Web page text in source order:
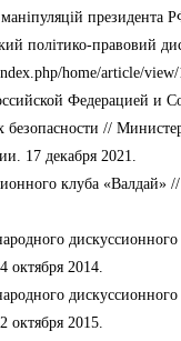
президента
політико-правовий
home/article/view/
Федерацией и
безопасности //
17 декабря 2021.
клуба «Валдай»
октября 2014.
октября 2015.